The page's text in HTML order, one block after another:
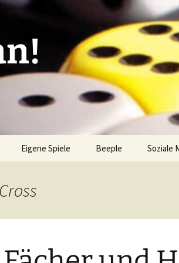
Verlagsliste Brasilien
Eigene Spiele
Pari
Beeple Soziale